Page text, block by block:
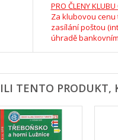
PRO ČLENY
Za klubovou
zasílání poštou
úhradě
TENTO PRODUKT,